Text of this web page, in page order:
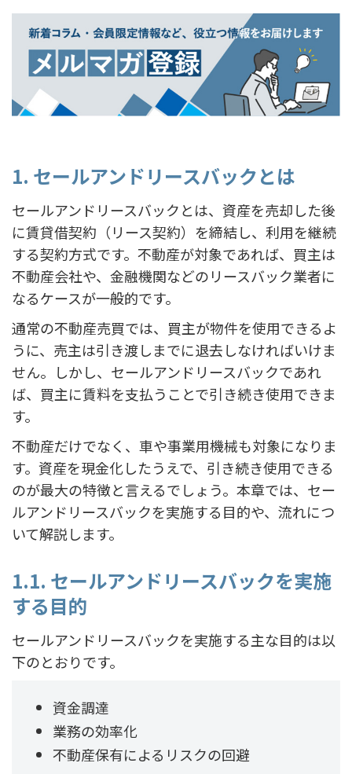
1. セールアンドリースバックとは
セールアンドリースバックとは、資産を売却した後
に賃貸借契約（リース契約）を締結し、利用を継続
する契約方式です。不動産が対象であれば、買主は
不動産会社や、金融機関などのリースバック業者に
なるケースが一般的です。
通常の不動産売買では、買主が物件を使用できるよ
うに、売主は引き渡しまでに退去しなければいけま
せん。しかし、セールアンドリースバックであれ
ば、買主に賃料を支払うことで引き続き使用できま
す。
不動産だけでなく、車や事業用機械も対象になりま
す。資産を現金化したうえで、引き続き使用できる
のが最大の特徴と言えるでしょう。本章では、セー
ルアンドリースバックを実施する目的や、流れにつ
いて解説します。
1.1. セールアンドリースバックを実施
する目的
セールアンドリースバックを実施する主な目的は以
下のとおりです。
資金調達
業務の効率化
不動産保有によるリスクの回避